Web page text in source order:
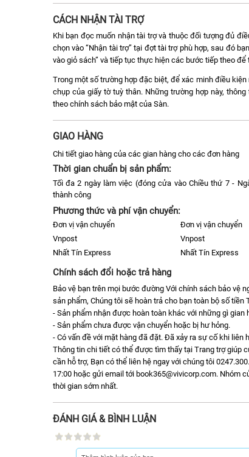
CÁCH NHẬN TÀI TRỢ
Khi bạn đọc muốn nhận tài trợ và thuộc đối tượng đủ
chọn vào “Nhận tài trợ” tại đợt tài trợ phù hợp, sau đó
vào giỏ sách” và tiếp tục thực hiện các bước tiếp theo
Trong một số trường hợp đặc biệt, để xác minh điều
chụp của giấy tờ tuỳ thân. Những trường hợp này,
theo chính sách bảo mật của Sàn.
GIAO HÀNG
Chi tiết giao hàng của các gian hàng cho các đơn hàng
Thời gian chuẩn bị sản phẩm:
Tối đa 2 ngày làm việc (đóng cửa vào Chiều thứ 7 -
thành công
Phương thức và phí vận chuyển:
Đơn vị vận chuyển
Vnpost
Nhất Tín Express
Đơn vị vận chuyển
Vnpost
Nhất Tín Express
Chính sách đổi hoặc trả hàng
Bảo vệ bạn trên mọi bước đường Với chính sách bảo vệ
sản phẩm, Chúng tôi sẽ hoàn trả cho bạn toàn bộ số tiền
- Sản phẩm nhận được hoàn toàn khác với những gì gian
- Sản phẩm chưa được vận chuyển hoặc bị hư hỏng.
- Có vấn đề với mặt hàng đã đặt. Đã xảy ra sự cố khi liên
Thông tin chi tiết có thể được tìm thấy tại Trang trợ giúp
cần hỗ trợ, Bạn có thể liên hệ ngay với chúng tôi
17:00 hoặc gửi email tới book365@vivicorp.com. Nhóm
thời gian sớm nhất.
ĐÁNH GIÁ & BÌNH LUẬN